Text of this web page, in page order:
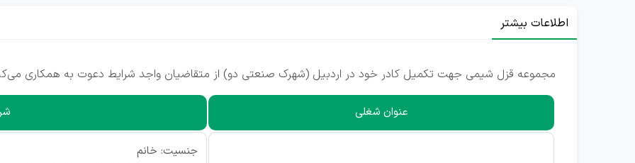
اطلاعات بیشتر
مجموعه قزل شیمی جهت تکمیل کادر خود در اردبیل (شهرک صنعتی دو) از متقاضیان واجد شرایط دعوت به همکاری
عنوان شغلی
جنسیت: خانم